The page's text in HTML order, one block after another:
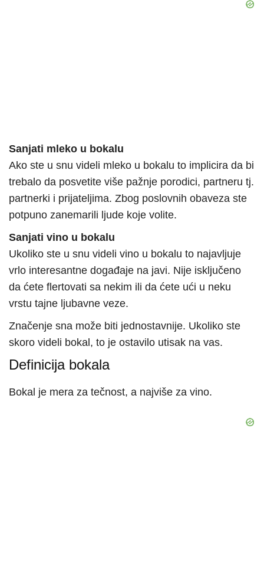
Sanjati mleko u bokalu
Ako ste u snu videli mleko u bokalu to implicira da bi
trebalo da posvetite više pažnje porodici, partneru tj.
partnerki i prijateljima. Zbog poslovnih obaveza ste
potpuno zanemarili ljude koje volite.
Sanjati vino u bokalu
Ukoliko ste u snu videli vino u bokalu to najavljuje
vrlo interesantne događaje na javi. Nije isključeno
da ćete flertovati sa nekim ili da ćete ući u neku
vrstu tajne ljubavne veze.
Značenje sna može biti jednostavnije. Ukoliko ste
skoro videli bokal, to je ostavilo utisak na vas.
Definicija bokala
Bokal je mera za tečnost, a najviše za vino.